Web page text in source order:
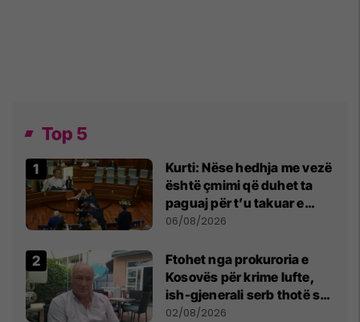
Top 5
Kurti: Nëse hedhja me vezë
është çmimi që duhet ta
paguaj për t’u takuar e
bashkëbiseduar jam i
06/08/2026
Ftohet nga prokuroria e
Kosovës për krime lufte,
ish-gjenerali serb thotë se
dikush e tradhtoi në
02/08/2026